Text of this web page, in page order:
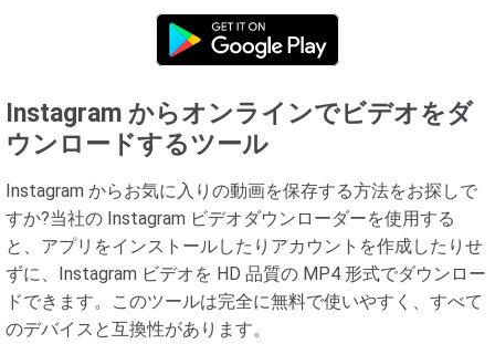
Instagram からオンラインでビデオをダ
ウンロードするツール
Instagram からお気に入りの動画を保存する方法をお探しで
すか?当社の Instagram ビデオダウンローダーを使用する
と、アプリをインストールしたりアカウントを作成したりせ
ずに、Instagram ビデオを HD 品質の MP4 形式でダウンロー
ドできます。このツールは完全に無料で使いやすく、すべて
のデバイスと互換性があります。